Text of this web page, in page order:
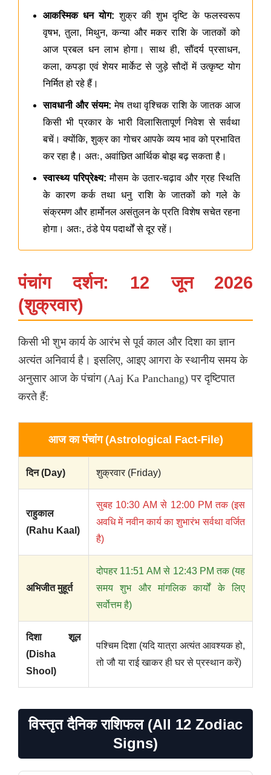
आकस्मिक धन योग: शुक्र की शुभ दृष्टि के फलस्वरूप
वृषभ, तुला, मिथुन, कन्या और मकर राशि के जातकों को
आज प्रबल धन लाभ होगा। साथ ही, सौंदर्य प्रसाधन,
कला, कपड़ा एवं शेयर मार्केट से जुड़े सौदों में उत्कृष्ट योग
निर्मित हो रहे हैं।
सावधानी और संयम: मेष तथा वृश्चिक राशि के जातक आज
किसी भी प्रकार के भारी विलासितापूर्ण निवेश से सर्वथा
बचें। क्योंकि, शुक्र का गोचर आपके व्यय भाव को प्रभावित
कर रहा है। अतः, अवांछित आर्थिक बोझ बढ़ सकता है।
स्वास्थ्य परिप्रेक्ष्य: मौसम के उतार-चढ़ाव और ग्रह स्थिति
के कारण कर्क तथा धनु राशि के जातकों को गले के
संक्रमण और हार्मोनल असंतुलन के प्रति विशेष सचेत रहना
होगा। अतः, ठंडे पेय पदार्थों से दूर रहें।
पंचांग दर्शन: 12 जून 2026
(शुक्रवार)
किसी भी शुभ कार्य के आरंभ से पूर्व काल और दिशा का ज्ञान
अत्यंत अनिवार्य है। इसलिए, आइए आगरा के स्थानीय समय के
अनुसार आज के पंचांग (Aaj Ka Panchang) पर दृष्टिपात
करते हैं:
आज का पंचांग (Astrological Fact-File)
दिन (Day) शुक्रवार (Friday)
राहुकाल
(Rahu Kaal)
सुबह 10:30 AM से 12:00 PM तक (इस
अवधि में नवीन कार्य का शुभारंभ सर्वथा वर्जित
है)
अभिजीत मुहूर्त
दोपहर 11:51 AM से 12:43 PM तक (यह
समय शुभ और मांगलिक कार्यों के लिए
सर्वोत्तम है)
दिशा शूल
(Disha
Shool)
पश्चिम दिशा (यदि यात्रा अत्यंत आवश्यक हो,
तो जौ या राई खाकर ही घर से प्रस्थान करें)
विस्तृत दैनिक राशिफल (All 12 Zodiac
Signs)